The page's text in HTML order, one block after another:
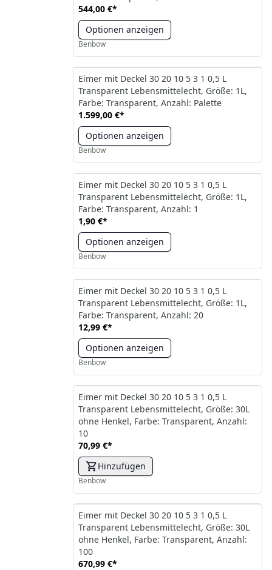
544,00 €*
Optionen anzeigen
Benbow
Eimer mit Deckel 30 20 10 5 3 1 0,5 L
Transparent Lebensmittelecht, Größe: 1L,
Farbe: Transparent, Anzahl: Palette
1.599,00 €*
Optionen anzeigen
Benbow
Eimer mit Deckel 30 20 10 5 3 1 0,5 L
Transparent Lebensmittelecht, Größe: 1L,
Farbe: Transparent, Anzahl: 1
1,90 €*
Optionen anzeigen
Benbow
Eimer mit Deckel 30 20 10 5 3 1 0,5 L
Transparent Lebensmittelecht, Größe: 1L,
Farbe: Transparent, Anzahl: 20
12,99 €*
Optionen anzeigen
Benbow
Eimer mit Deckel 30 20 10 5 3 1 0,5 L
Transparent Lebensmittelecht, Größe: 30L
ohne Henkel, Farbe: Transparent, Anzahl:
10
70,99 €*
Hinzufügen
Benbow
Eimer mit Deckel 30 20 10 5 3 1 0,5 L
Transparent Lebensmittelecht, Größe: 30L
ohne Henkel, Farbe: Transparent, Anzahl:
100
670,99 €*